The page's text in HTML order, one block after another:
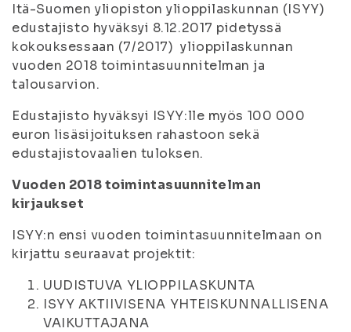
Itä-Suomen yliopiston ylioppilaskunnan (ISYY)
edustajisto hyväksyi 8.12.2017 pidetyssä
kokouksessaan (7/2017) ylioppilaskunnan
vuoden 2018 toimintasuunnitelman ja
talousarvion.
Edustajisto hyväksyi ISYY:lle myös 100 000
euron lisäsijoituksen rahastoon sekä
edustajistovaalien tuloksen.
Vuoden 2018 toimintasuunnitelman
kirjaukset
ISYY:n ensi vuoden toimintasuunnitelmaan on
kirjattu seuraavat projektit:
UUDISTUVA YLIOPPILASKUNTA
ISYY AKTIIVISENA YHTEISKUNNALLISENA
VAIKUTTAJANA